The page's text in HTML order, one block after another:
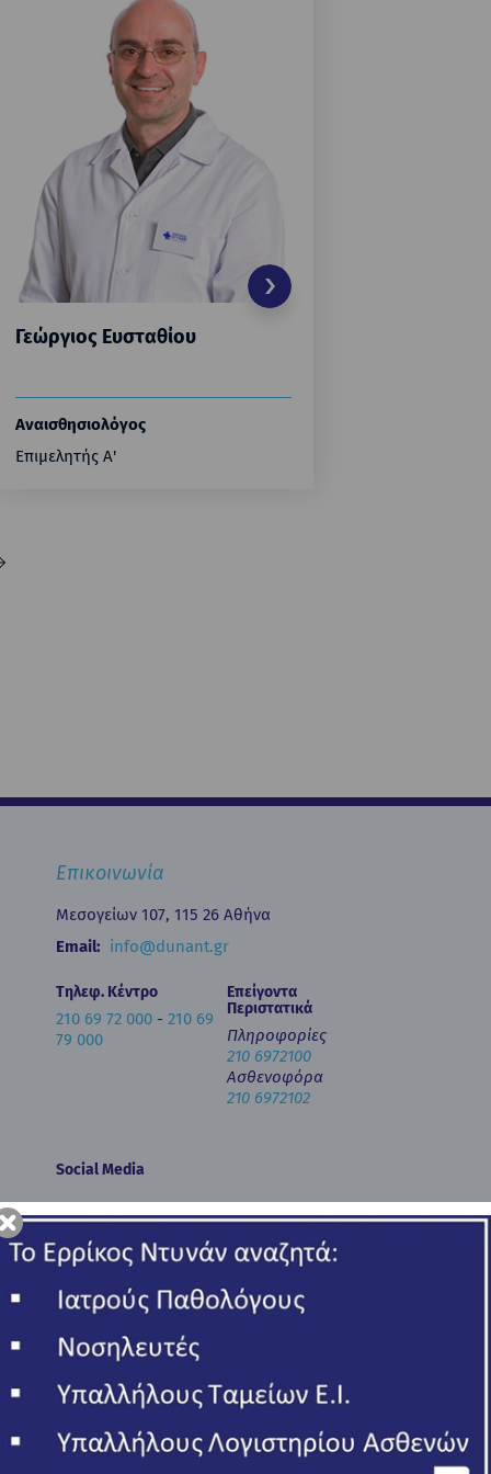
Γεώργιος Ευσταθίου
Αναισθησιολόγος
Επιμελητής Α'
Επικοινωνία
Μεσογείων 107, 115 26 Αθήνα
Email: info@dunant.gr
Τηλεφ. Κέντρο
210 69 72 000 - 210 69
79 000
Επείγοντα
Περιστατικά
Πληροφορίες
210 6972100
Ασθενοφόρα
210 6972102
Social Media
Newsletter